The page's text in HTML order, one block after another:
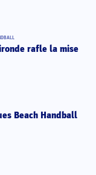
rafle la mise
Beach Handball